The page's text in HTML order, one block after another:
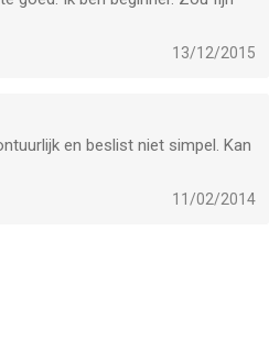
13/12/2015
en beslist niet simpel. Kan
11/02/2014